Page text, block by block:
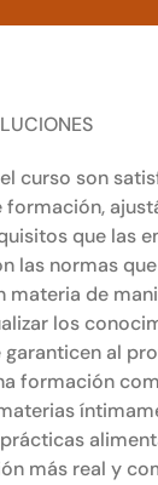
curso son
formación,
que las
las normas
materia de
los
al
formación
más real y